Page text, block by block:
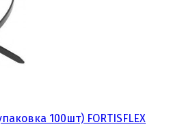
100шт) FORTISFLEX